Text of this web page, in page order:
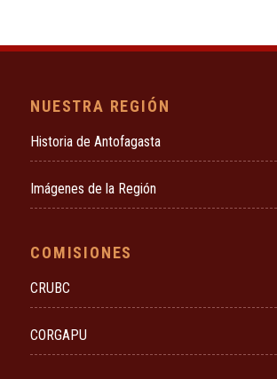
NUESTRA REGIÓN
Historia de Antofagasta
Imágenes de la Región
COMISIONES
CRUBC
CORGAPU